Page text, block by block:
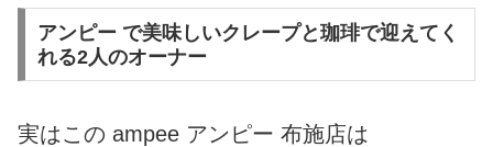
アンピー で美味しいクレープと珈琲で迎えてく
れる2人のオーナー
実はこの ampee アンピー 布施店は